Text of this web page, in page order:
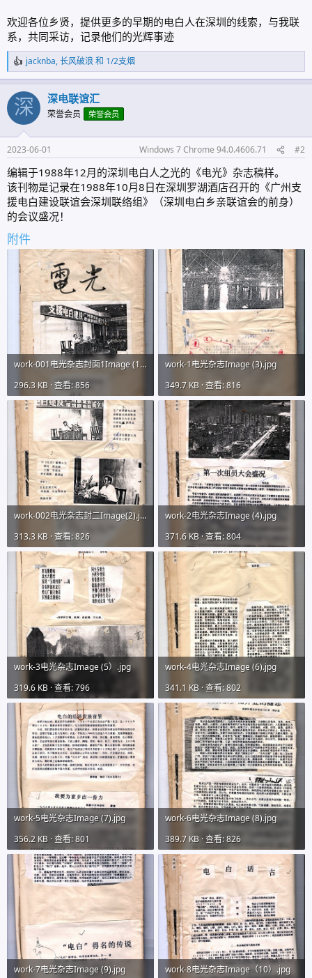
欢迎各位乡贤，提供更多的早期的电白人在深圳的线索，与我联
系，共同采访，记录他们的光辉事迹
反
馈
:
jacknba,长风破浪 和 1/2支烟
深 深电联谊汇
荣誉会员 荣誉会员
2023-06-01 Windows 7 Chrome 94.0.4606.71 #2
编辑于1988年12月的深圳电白人之光的《电光》杂志稿样。
该刊物是记录在1988年10月8日在深圳罗湖酒店召开的《广州支
援电白建设联谊会深圳联络组》（深圳电白乡亲联谊会的前身）
的会议盛况！
附件
work-001电光杂志封面1Image (1).jpg
296.3 KB · 查看: 856
work-1电光杂志Image (3).jpg
349.7 KB · 查看: 816
work-002电光杂志封二Image(2).jpg
313.3 KB · 查看: 826
work-2电光杂志Image (4).jpg
371.6 KB · 查看: 804
work-3电光杂志Image (5）.jpg
319.6 KB · 查看: 796
work-4电光杂志Image (6).jpg
341.1 KB · 查看: 802
work-5电光杂志Image (7).jpg
356.2 KB · 查看: 801
work-6电光杂志Image (8).jpg
389.7 KB · 查看: 826
work-7电光杂志Image (9).jpg work-8电光杂志Image（10）.jpg